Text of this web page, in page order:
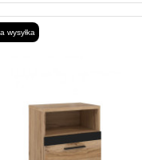
wysyłka